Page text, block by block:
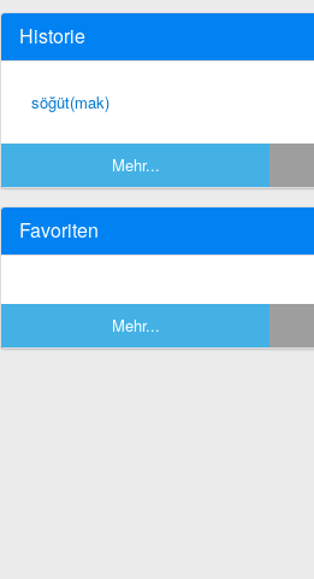
Historie
söğüt(mak)
Mehr...
Favoriten
Mehr...